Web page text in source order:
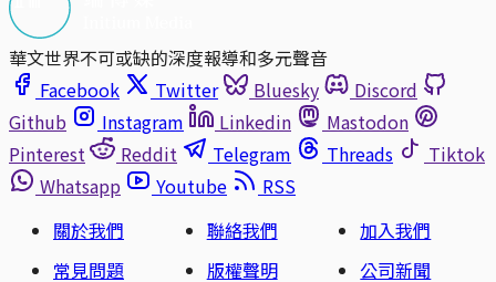
華文世界不可或缺的深度報導和多元聲音
Facebook
Twitter Bluesky
Discord
Github
Instagram Linkedin
Mastodon
Pinterest
Reddit Telegram Threads
Tiktok
Whatsapp
Youtube
RSS
關於我們
聯絡我們
加入我們
常見問題
版權聲明 公司新聞